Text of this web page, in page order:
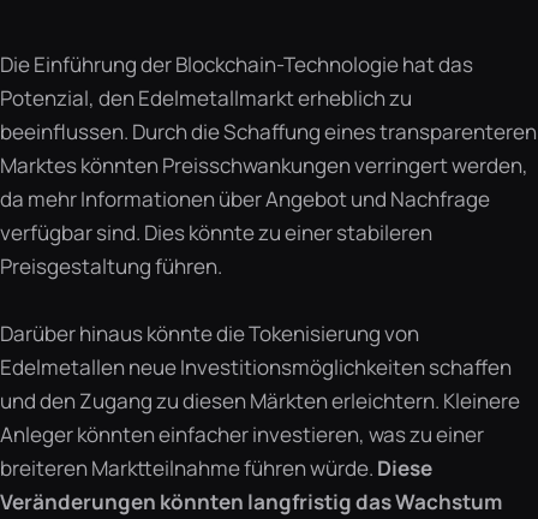
Die Einführung der Blockchain-Technologie hat das
Potenzial, den Edelmetallmarkt erheblich zu
beeinflussen. Durch die Schaffung eines transparenteren
Marktes könnten Preisschwankungen verringert werden,
da mehr Informationen über Angebot und Nachfrage
verfügbar sind. Dies könnte zu einer stabileren
Preisgestaltung führen.
Darüber hinaus könnte die Tokenisierung von
Edelmetallen neue Investitionsmöglichkeiten schaffen
und den Zugang zu diesen Märkten erleichtern. Kleinere
Anleger könnten einfacher investieren, was zu einer
breiteren Marktteilnahme führen würde. Diese
Veränderungen könnten langfristig das Wachstum